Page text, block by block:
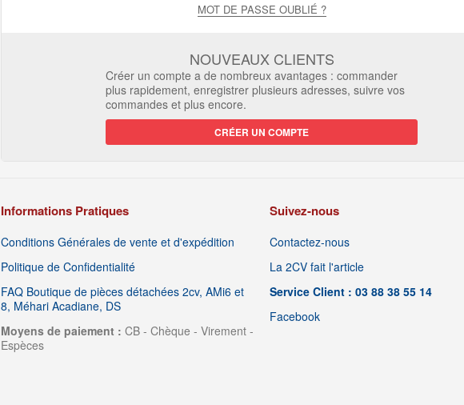
MOT DE PASSE OUBLIÉ ?
NOUVEAUX CLIENTS
Créer un compte a de nombreux avantages : commander
plus rapidement, enregistrer plusieurs adresses, suivre vos
commandes et plus encore.
CRÉER UN COMPTE
Informations Pratiques
Conditions Générales de vente et d'expédition
Politique de Confidentialité
FAQ Boutique de pièces détachées 2cv, AMi6 et
8, Méhari Acadiane, DS
Moyens de paiement : CB - Chèque - Virement -
Espèces
Suivez-nous
Contactez-nous
La 2CV fait l'article
Service Client : 03 88 38 55 14
Facebook